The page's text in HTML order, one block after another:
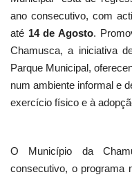
ano consecutivo, com
até 14 de Agosto.
Chamusca, a iniciativa
Parque Municipal,
num ambiente informal e
exercício físico e à
O Município da
consecutivo, o programa